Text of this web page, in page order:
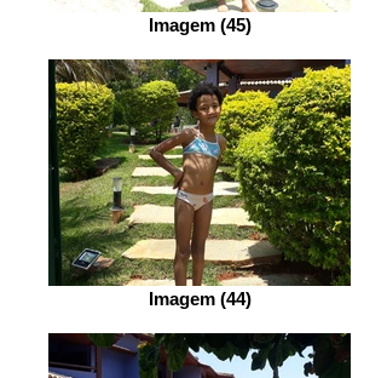
Imagem (45)
Imagem (44)